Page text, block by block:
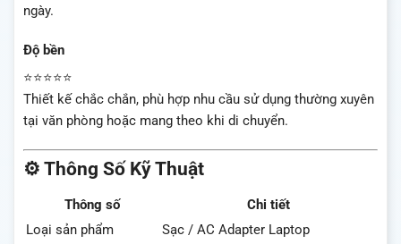
ngày.
Độ bền
⭐⭐⭐⭐⭐
Thiết kế chắc chắn, phù hợp nhu cầu sử dụng thường xuyên
tại văn phòng hoặc mang theo khi di chuyển.
⚙️ Thông Số Kỹ Thuật
Thông số
Chi tiết
Loại sản phẩm
Sạc / AC Adapter Laptop